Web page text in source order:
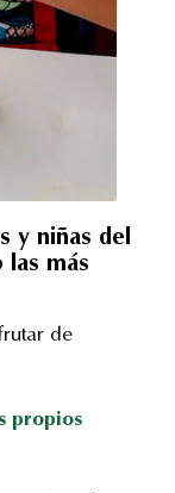
y niñas del
las más
de
propios